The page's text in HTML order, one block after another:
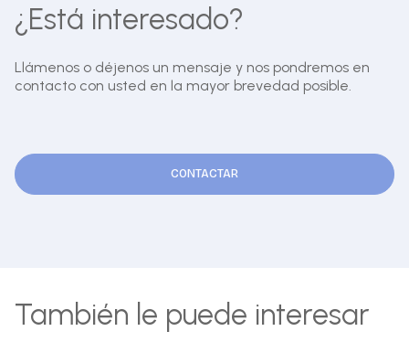
¿Está interesado?
Llámenos o déjenos un mensaje y nos pondremos en
contacto con usted en la mayor brevedad posible.
CONTACTAR
También le puede interesar